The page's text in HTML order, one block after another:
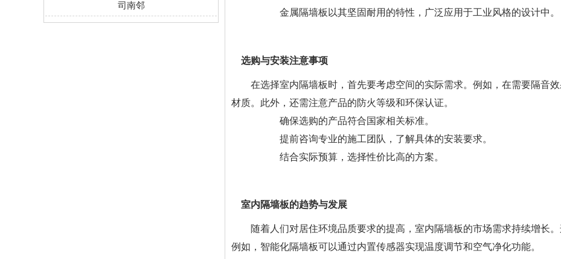
司南邻
金属隔墙板以其坚固耐用的特性，广泛应用于工业风格的设计中。
选购与安装注意事项
在选择室内隔墙板时，首先要考虑空间的实际需求。例如，在需要隔音
材质。此外，还需注意产品的防火等级和环保认证。
确保选购的产品符合国家相关标准。
提前咨询专业的施工团队，了解具体的安装要求。
结合实际预算，选择性价比高的方案。
室内隔墙板的趋势与发展
随着人们对居住环境品质要求的提高，室内隔墙板的市场需求持续增长
例如，智能化隔墙板可以通过内置传感器实现温度调节和空气净化功能。